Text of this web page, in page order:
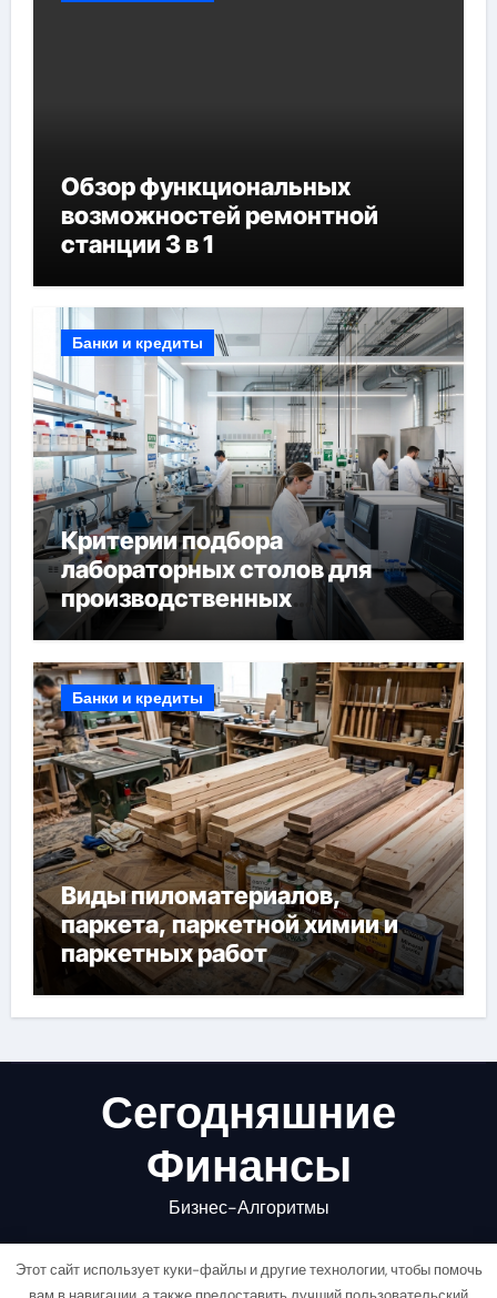
Обзор функциональных
возможностей ремонтной
станции 3 в 1
Банки и кредиты
Критерии подбора
лабораторных столов для
производственных
лабораторий
Банки и кредиты
Виды пиломатериалов,
паркета, паркетной химии и
паркетных работ
Сегодняшние
Финансы
Бизнес-Алгоритмы
Этот сайт использует куки-файлы и другие технологии, чтобы помочь